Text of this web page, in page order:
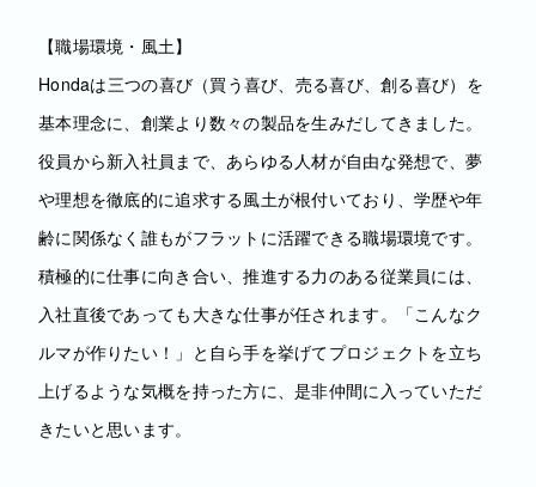
【職場環境・風土】
Hondaは三つの喜び（買う喜び、売る喜び、創る喜び）を
基本理念に、創業より数々の製品を生みだしてきました。
役員から新入社員まで、あらゆる人材が自由な発想で、夢
や理想を徹底的に追求する風土が根付いており、学歴や年
齢に関係なく誰もがフラットに活躍できる職場環境です。
積極的に仕事に向き合い、推進する力のある従業員には、
入社直後であっても大きな仕事が任されます。「こんなク
ルマが作りたい！」と自ら手を挙げてプロジェクトを立ち
上げるような気概を持った方に、是非仲間に入っていただ
きたいと思います。